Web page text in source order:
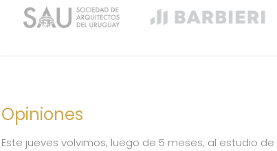
Opiniones
Este jueves volvimos, luego de 5 meses, al estudio